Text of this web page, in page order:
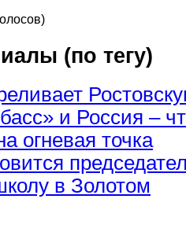
(по тегу)
и Россия –
огневая точка
в Золотом